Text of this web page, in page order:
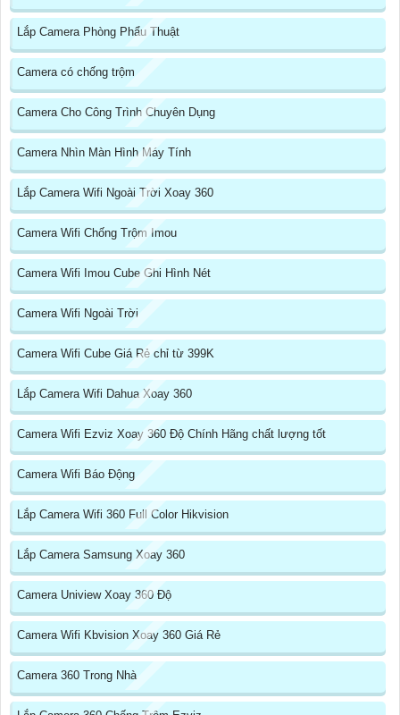
Lắp Camera Phòng Phẩu Thuật
Camera có chống trộm
Camera Cho Công Trình Chuyên Dụng
Camera Nhìn Màn Hình Máy Tính
Lắp Camera Wifi Ngoài Trời Xoay 360
Camera Wifi Chống Trộm Imou
Camera Wifi Imou Cube Ghi Hình Nét
Camera Wifi Ngoài Trời
Camera Wifi Cube Giá Rẻ chỉ từ 399K
Lắp Camera Wifi Dahua Xoay 360
Camera Wifi Ezviz Xoay 360 Độ Chính Hãng chất lượng tốt
Camera Wifi Báo Động
Lắp Camera Wifi 360 Full Color Hikvision
Lắp Camera Samsung Xoay 360
Camera Uniview Xoay 360 Độ
Camera Wifi Kbvision Xoay 360 Giá Rẻ
Camera 360 Trong Nhà